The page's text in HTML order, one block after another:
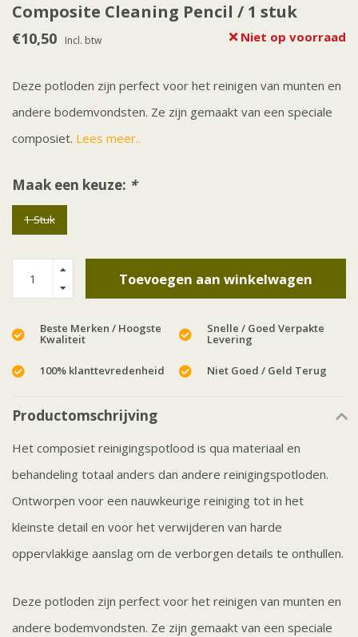
Composite Cleaning Pencil / 1 stuk
€10,50 Incl. btw Niet op voorraad
Deze potloden zijn perfect voor het reinigen van munten en
andere bodemvondsten. Ze zijn gemaakt van een speciale
composiet. Lees meer..
Maak een keuze: *
1 Stuk
Toevoegen aan winkelwagen
Beste Merken / Hoogste
Kwaliteit
Snelle / Goed Verpakte
Levering
100% klanttevredenheid Niet Goed / Geld Terug
Productomschrijving
Het composiet reinigingspotlood is qua materiaal en
behandeling totaal anders dan andere reinigingspotloden.
Ontworpen voor een nauwkeurige reiniging tot in het
kleinste detail en voor het verwijderen van harde
oppervlakkige aanslag om de verborgen details te onthullen.
Deze potloden zijn perfect voor het reinigen van munten en
andere bodemvondsten. Ze zijn gemaakt van een speciale